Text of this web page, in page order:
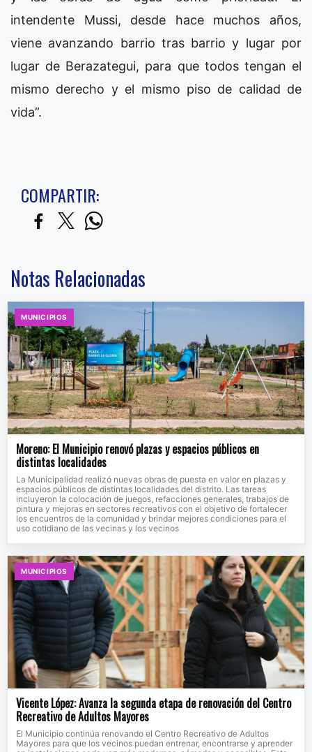
intendente Mussi, desde hace muchos años,
viene avanzando barrio tras barrio y lugar por
lugar de Berazategui, para que todos tengan el
mismo derecho y el mismo piso de calidad de
vida”.
COMPARTIR:
Notas Relacionadas
MUNICIPIOS
Moreno: El Municipio renovó plazas y espacios públicos en
distintas localidades
La Municipalidad realizó nuevas obras de puesta en valor en plazas y
espacios públicos de distintas localidades del distrito. Las tareas
incluyeron la colocación de juegos, refacciones generales, trabajos de
pintura y mejoras en sectores recreativos con el objetivo de fortalecer
los encuentros de la comunidad y brindar mejores condiciones para el
uso cotidiano de las vecinas y los vecinos
MUNICIPIOS
Vicente López: Avanza la segunda etapa de renovación del Centro
Recreativo de Adultos Mayores
El Municipio continúa renovando el Centro Recreativo de Adultos
Mayores para que los vecinos puedan entrenar, encontrarse y aprender